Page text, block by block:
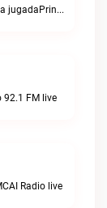
La radio que te acompaña en cada jugadaPrincess Vegas Radio live
92.1 FM live
Radio live